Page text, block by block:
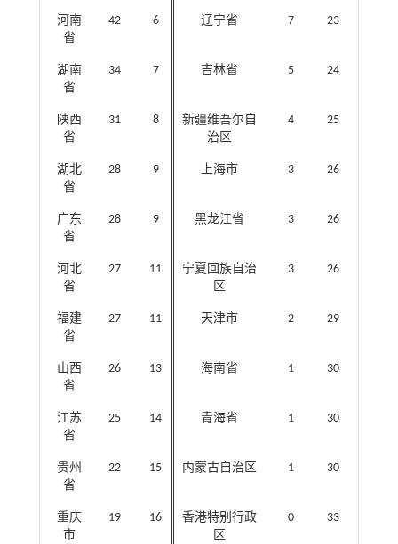
河南
省
42 6 辽宁省 7 23
湖南
省
34 7 吉林省 5 24
陕西
省
31 8
新疆维吾尔自
治区
4 25
湖北
省
28 9 上海市 3 26
广东
省
28 9 黑龙江省 3 26
河北
省
27 11
宁夏回族自治
区
3 26
福建
省
27 11 天津市 2 29
山西
省
26 13 海南省 1 30
江苏
省
25 14 青海省 1 30
贵州
省
22 15 内蒙古自治区 1 30
重庆
市
19 16
香港特别行政
区
0 33